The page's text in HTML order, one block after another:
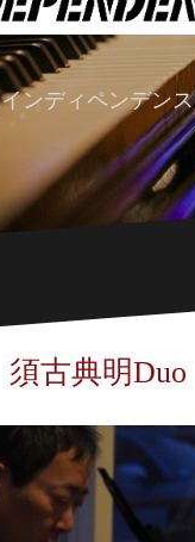
インディペンデンス
須古典明Duo